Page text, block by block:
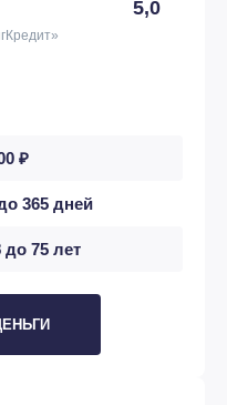
5,0
₽
365 дней
до 75 лет